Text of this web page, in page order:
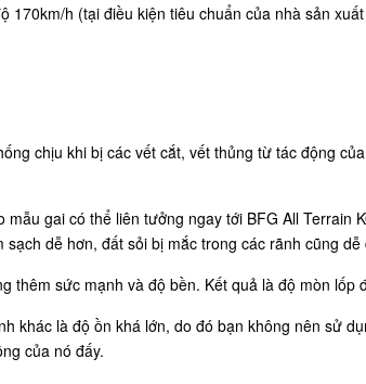
170km/h (tại điều kiện tiêu chuẩn của nhà sản
chịu khi bị các vết cắt, vết thủng từ tác động
gai có thể liên tưởng ngay tới BFG All Terrain
dễ hơn, đất sỏi bị mắc trong các rãnh cũng
thêm sức mạnh và độ bền. Kết quả là độ mòn lốp
khác là độ ồn khá lớn, do đó bạn không nên sử
của nó đấy.